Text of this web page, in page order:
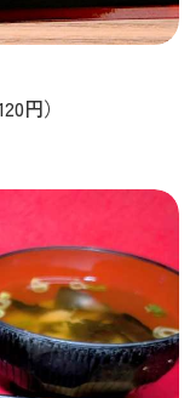
円）